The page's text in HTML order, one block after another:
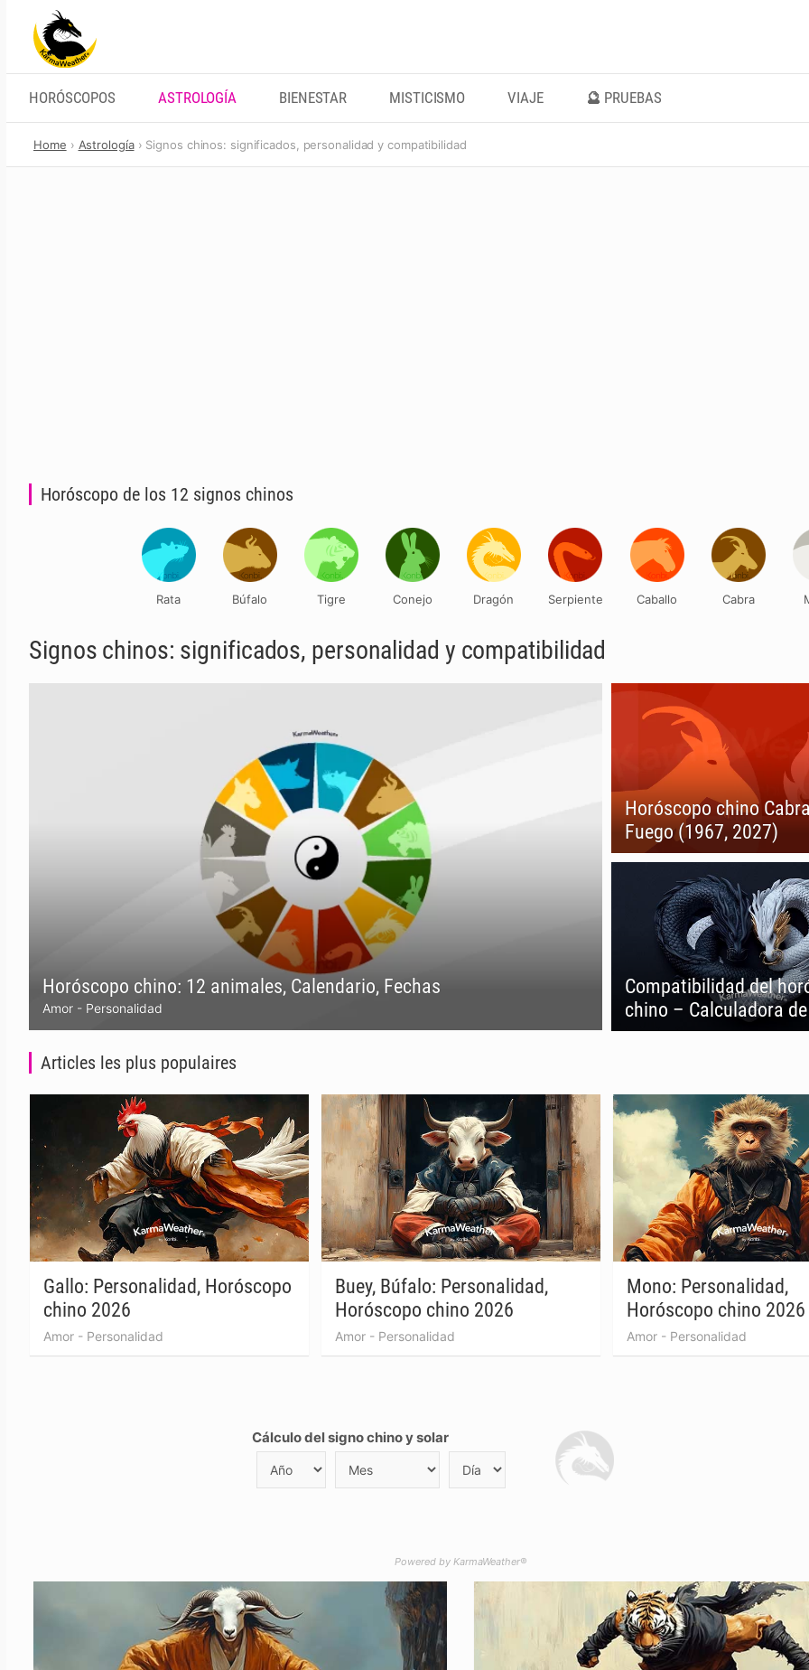
content
HORÓSCOPOS ASTROLOGÍA BIENESTAR MISTICISMO VIAJE 🔮 PRUEBAS
Home Astrología Signos chinos: significados, personalidad y compatibilidad
Horóscopo de los 12 signos chinos
Rata Búfalo Tigre Conejo Dragón Serpiente Caballo Cabra
Signos chinos: significados, personalidad y compatibilidad
Horóscopo chino: 12 animales, Calendario, Fechas
Amor - Personalidad
Horóscopo chino
Fuego (1967, 2027)
Compatibilidad del
chino – Calculadora
Articles les plus populaires
Gallo: Personalidad, Horóscopo
chino 2026
Amor - Personalidad
Buey, Búfalo: Personalidad,
Horóscopo chino 2026
Amor - Personalidad
Mono: Personalidad,
Horóscopo chino 2026
Amor - Personalidad
Cálculo del signo chino y solar
Powered by KarmaWeather®